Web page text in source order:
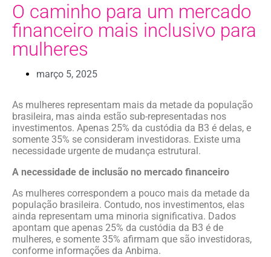
O caminho para um mercado
financeiro mais inclusivo para
mulheres
março 5, 2025
As mulheres representam mais da metade da população
brasileira, mas ainda estão sub-representadas nos
investimentos. Apenas 25% da custódia da B3 é delas, e
somente 35% se consideram investidoras. Existe uma
necessidade urgente de mudança estrutural.
A necessidade de inclusão no mercado financeiro
As mulheres correspondem a pouco mais da metade da
população brasileira. Contudo, nos investimentos, elas
ainda representam uma minoria significativa. Dados
apontam que apenas 25% da custódia da B3 é de
mulheres, e somente 35% afirmam que são investidoras,
conforme informações da Anbima.